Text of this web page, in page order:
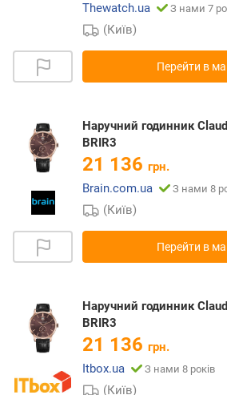
Thewatch.ua
З нами 7
(Київ)
Перейти в
Наручний годинник
BRIR3
21 136 грн.
Brain.com.ua
З нами 8
(Київ)
Перейти в
Наручний годинник
BRIR3
21 136 грн.
Itbox.ua
З нами 8 років
(Київ)